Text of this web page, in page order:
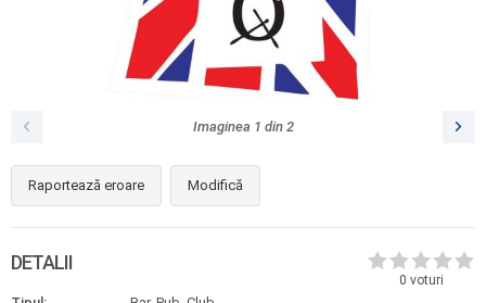
Imaginea 1 din 2
Raportează eroare Modifică
0 voturi
DETALII